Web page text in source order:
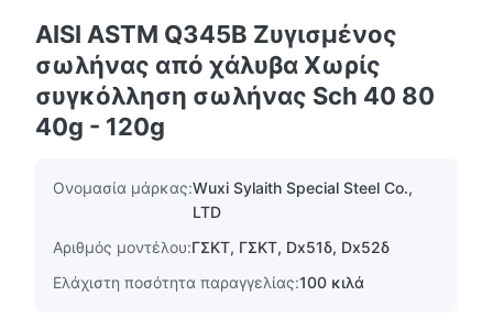
AISI ASTM Q345B Ζυγισμένος
σωλήνας από χάλυβα Χωρίς
συγκόλληση σωλήνας Sch 40 80
40g - 120g
Ονομασία μάρκας:Wuxi Sylaith Special Steel Co.,
LTD
Αριθμός μοντέλου:ΓΣΚΤ, ΓΣΚΤ, Dx51δ, Dx52δ
Ελάχιστη ποσότητα παραγγελίας:100 κιλά